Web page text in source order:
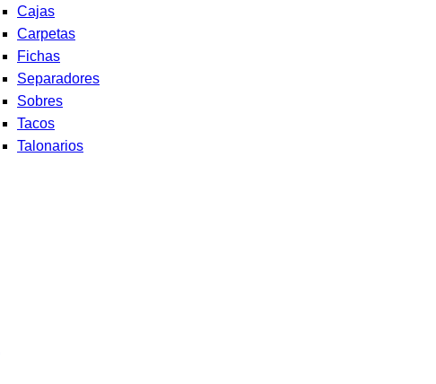
Cajas
Carpetas
Fichas
Separadores
Sobres
Tacos
Talonarios